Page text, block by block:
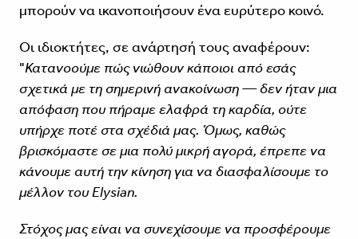
μπορούν να ικανοποιήσουν ένα ευρύτερο κοινό.
Οι ιδιοκτήτες, σε ανάρτησή τους αναφέρουν:
"Κατανοούμε πώς νιώθουν κάποιοι από εσάς
σχετικά με τη σημερινή ανακοίνωση — δεν ήταν μια
απόφαση που πήραμε ελαφρά τη καρδία, ούτε
υπήρχε ποτέ στα σχέδιά μας. Όμως, καθώς
βρισκόμαστε σε μια πολύ μικρή αγορά, έπρεπε να
κάνουμε αυτή την κίνηση για να διασφαλίσουμε το
μέλλον του Elysian.
Στόχος μας είναι να συνεχίσουμε να προσφέρουμε